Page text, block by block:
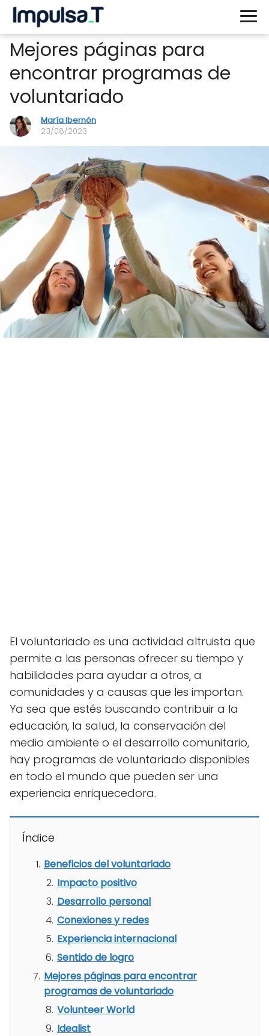
Mejores páginas para
encontrar programas de
voluntariado
María Ibernón
23/08/2023
El voluntariado es una actividad altruista que
permite a las personas ofrecer su tiempo y
habilidades para ayudar a otros, a
comunidades y a causas que les importan.
Ya sea que estés buscando contribuir a la
educación, la salud, la conservación del
medio ambiente o el desarrollo comunitario,
hay programas de voluntariado disponibles
en todo el mundo que pueden ser una
experiencia enriquecedora.
Índice
Beneficios del voluntariado
Impacto positivo
Desarrollo personal
Conexiones y redes
Experiencia internacional
Sentido de logro
Mejores páginas para encontrar
programas de voluntariado
Volunteer World
Idealist